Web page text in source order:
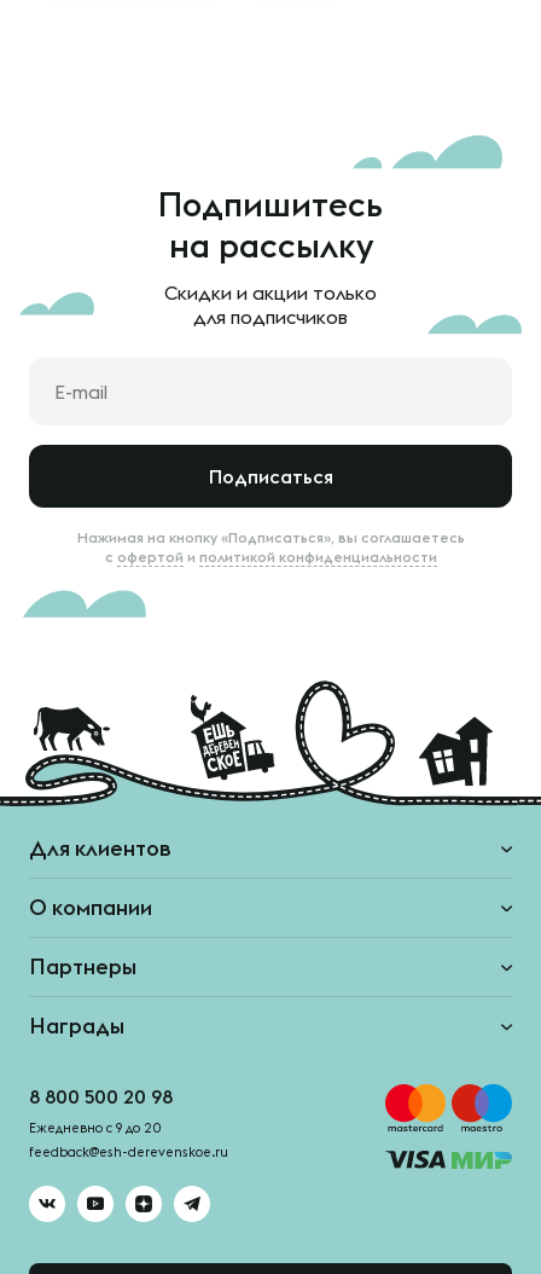
Подпишитесь
на рассылку
Скидки и акции только
для подписчиков
Подписаться
Нажимая на кнопку «Подписаться», вы соглашаетесь
с офертой и политикой конфиденциальности
Для клиентов
О компании
Партнеры
Награды
8 800 500 20 98
Ежедневно с 9 до 20
feedback@esh-derevenskoe.ru